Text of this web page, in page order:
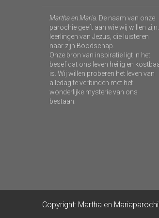
Martha en Maria . De naam van onze
parochie geeft aan wie wij willen zijn:
leerlingen van Jezus, die luisteren
naar zijn Boodschap.
Onze bron van inspiratie ligt in het
besef dat ons leven heilig en
is. Wij willen proberen het leven van
alledag te verbinden met het
wonderlijke mysterie van ons
bestaan.
Copyright: Martha en